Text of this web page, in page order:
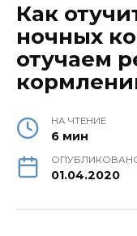
Как
ночных
отучаем
НА ЧТЕНИЕ
6 мин
01.04.2020